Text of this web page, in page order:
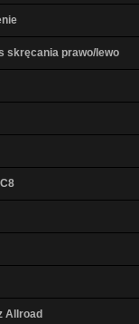
skręcania prawo/lewo
Allroad